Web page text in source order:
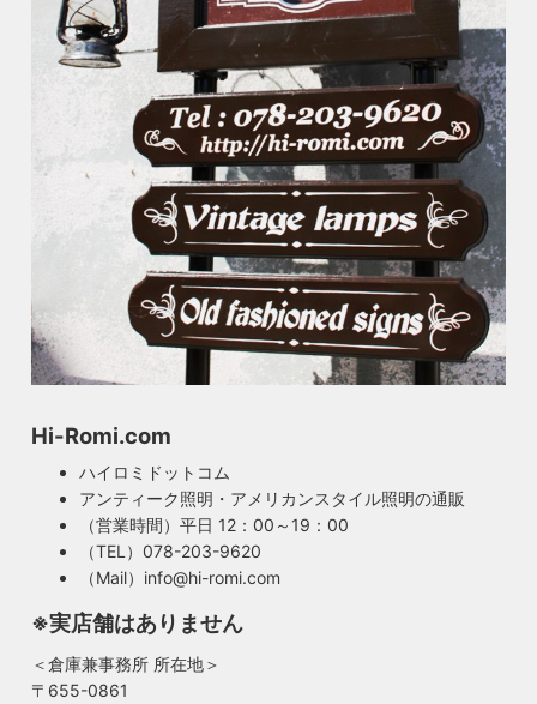
Hi-Romi.com
ハイロミドットコム
アンティーク照明・アメリカンスタイル照明の通販
（営業時間）平日 12：00～19：00
（TEL）078-203-9620
（Mail）info@hi-romi.com
※実店舗はありません
＜倉庫兼事務所 所在地＞
〒655-0861